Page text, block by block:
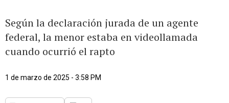
Según la declaración jurada de un agente
federal, la menor estaba en videollamada
cuando ocurrió el rapto
1 de marzo de 2025 - 3:58 PM